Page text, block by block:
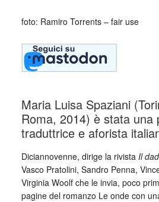
foto: Ramiro Torrents – fair use
Maria Luisa Spaziani
Roma, 2014) è stata una
traduttrice e aforista
Diciannovenne, dirige la rivista Il
Vasco Pratolini, Sandro Penna,
Virginia Woolf che le invia, poco
pagine del romanzo Le onde con